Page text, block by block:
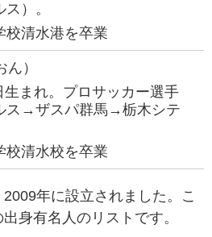
）。
校清水港を卒業
ん）
生まれ。プロサッカー選手
ス→ザスパ群馬→栃木シテ
校清水校を卒業
年に設立されました。こ
身有名人のリストです。